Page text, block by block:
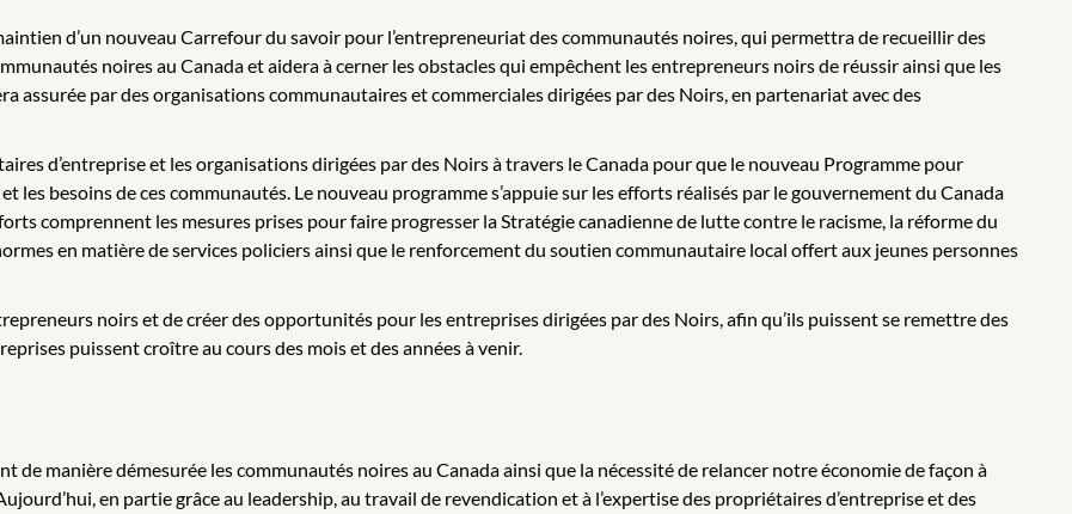
d’un nouveau Carrefour du savoir pour l’entrepreneuriat des communautés noires, qui permettra de recueillir des
noires au Canada et aidera à cerner les obstacles qui empêchent les entrepreneurs noirs de réussir ainsi que les
assurée par des organisations communautaires et commerciales dirigées par des Noirs, en partenariat avec des
d’entreprise et les organisations dirigées par des Noirs à travers le Canada pour que le nouveau Programme pour
les besoins de ces communautés. Le nouveau programme s’appuie sur les efforts réalisés par le gouvernement du Canada
comprennent les mesures prises pour faire progresser la Stratégie canadienne de lutte contre le racisme, la réforme du
en matière de services policiers ainsi que le renforcement du soutien communautaire local offert aux jeunes personnes
noirs et de créer des opportunités pour les entreprises dirigées par des Noirs, afin qu’ils puissent se remettre des
puissent croître au cours des mois et des années à venir.
de manière démesurée les communautés noires au Canada ainsi que la nécessité de relancer notre économie de façon à
en partie grâce au leadership, au travail de revendication et à l’expertise des propriétaires d’entreprise et des